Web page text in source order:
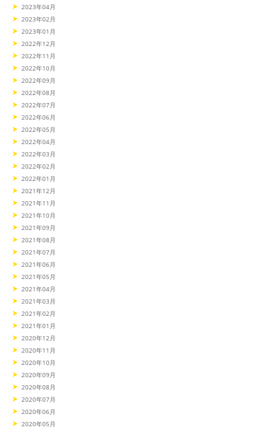
2023年04月
2023年02月
2023年01月
2022年12月
2022年11月
2022年10月
2022年09月
2022年08月
2022年07月
2022年06月
2022年05月
2022年04月
2022年03月
2022年02月
2022年01月
2021年12月
2021年11月
2021年10月
2021年09月
2021年08月
2021年07月
2021年06月
2021年05月
2021年04月
2021年03月
2021年02月
2021年01月
2020年12月
2020年11月
2020年10月
2020年09月
2020年08月
2020年07月
2020年06月
2020年05月